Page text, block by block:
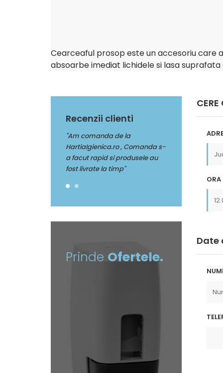
Cearceaful prosop este un accesoriu care
absoarbe imediat lichidele si lasa
Recenzii clienti
"Multumim Echipei Soft sense
pentru profesionalism"
"Am comanda
a facut rapid si
fost livrate la
Prinde Ofertele.
CERE
ORA
Date